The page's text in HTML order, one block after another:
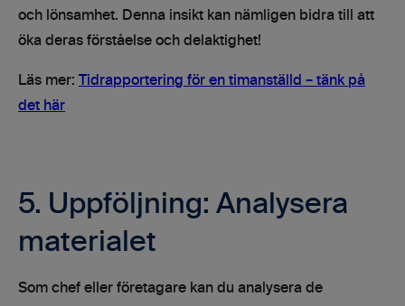
och lönsamhet. Denna insikt kan nämligen bidra till att
öka deras förståelse och delaktighet!
Läs mer: Tidrapportering för en timanställd – tänk på
det här
5. Uppföljning: Analysera
materialet
Som chef eller företagare kan du analysera de